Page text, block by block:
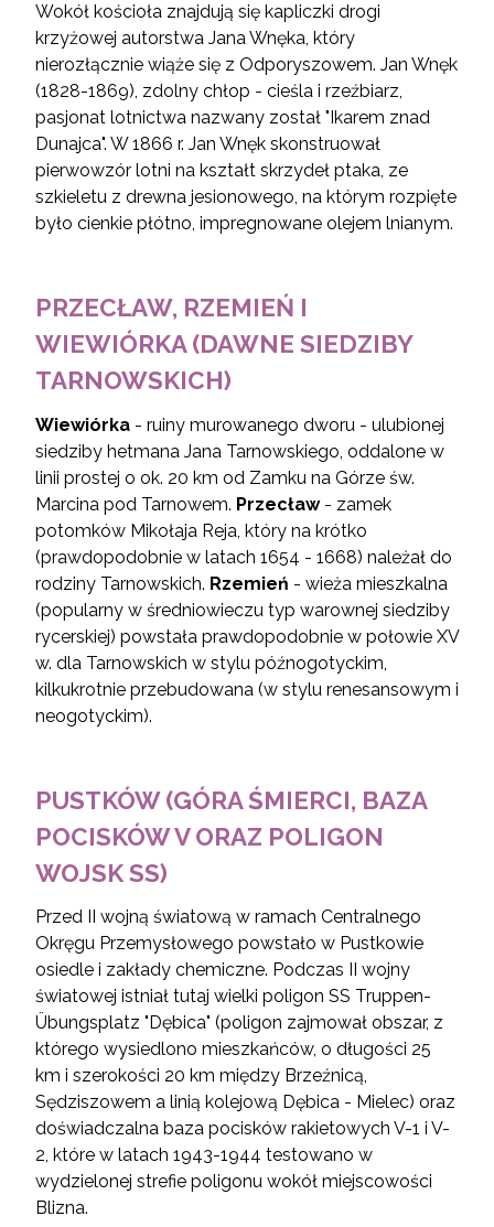
Wokół kościoła znajdują się kapliczki drogi
krzyżowej autorstwa Jana Wnęka, który
nierozłącznie wiąże się z Odporyszowem. Jan Wnęk
(1828-1869), zdolny chłop - cieśla i rzeźbiarz,
pasjonat lotnictwa nazwany został "Ikarem znad
Dunajca". W 1866 r. Jan Wnęk skonstruował
pierwowzór lotni na kształt skrzydeł ptaka, ze
szkieletu z drewna jesionowego, na którym rozpięte
było cienkie płótno, impregnowane olejem lnianym.
PRZECŁAW, RZEMIEŃ I
WIEWIÓRKA (DAWNE SIEDZIBY
TARNOWSKICH)
Wiewiórka - ruiny murowanego dworu - ulubionej
siedziby hetmana Jana Tarnowskiego, oddalone w
linii prostej o ok. 20 km od Zamku na Górze św.
Marcina pod Tarnowem. Przecław- zamek
potomków Mikołaja Reja, który na krótko
(prawdopodobnie w latach 1654 - 1668) należał do
rodziny Tarnowskich. Rzemień - wieża mieszkalna
(popularny w średniowieczu typ warownej siedziby
rycerskiej) powstała prawdopodobnie w połowie XV
w. dla Tarnowskich w stylu późnogotyckim,
kilkukrotnie przebudowana (w stylu renesansowym i
neogotyckim).
PUSTKÓW (GÓRA ŚMIERCI, BAZA
POCISKÓW V ORAZ POLIGON
WOJSK SS)
Przed II wojną światową w ramach Centralnego
Okręgu Przemysłowego powstało w Pustkowie
osiedle i zakłady chemiczne. Podczas II wojny
światowej istniał tutaj wielki poligon SS Truppen-
Übungsplatz "Dębica" (poligon zajmował obszar, z
którego wysiedlono mieszkańców, o długości 25
km i szerokości 20 km między Brzeźnicą,
Sędziszowem a linią kolejową Dębica - Mielec) oraz
doświadczalna baza pocisków rakietowych V-1 i V-
2, które w latach 1943-1944 testowano w
wydzielonej strefie poligonu wokół miejscowości
Blizna.